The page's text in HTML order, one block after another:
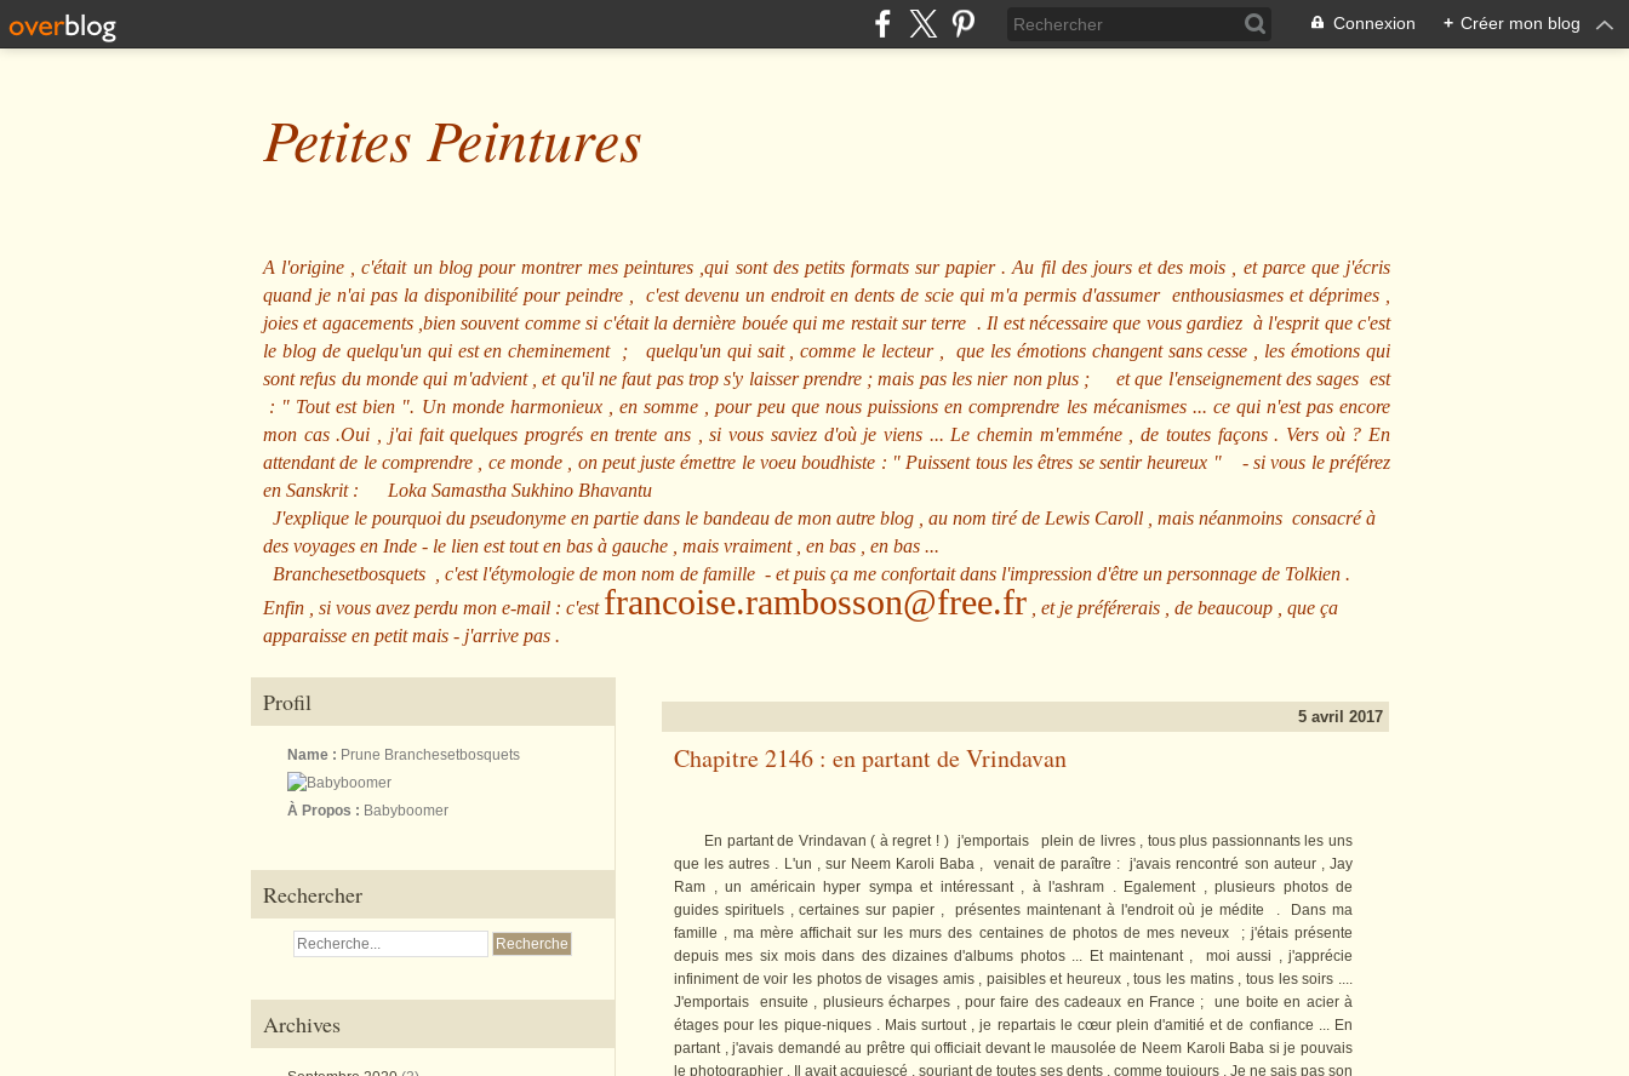
Connexion + Créer mon blog
Petites Peintures
A l'origine , c'était un blog pour montrer mes peintures ,qui sont des petits formats sur papier . Au fil des jours et des mois , et parce que j'écris
quand je n'ai pas la disponibilité pour peindre , c'est devenu un endroit en dents de scie qui m'a permis d'assumer enthousiasmes et déprimes ,
joies et agacements ,bien souvent comme si c'était la dernière bouée qui me restait sur terre . Il est nécessaire que vous gardiez à l'esprit que c'est
le blog de quelqu'un qui est en cheminement ; quelqu'un qui sait , comme le lecteur , que les émotions changent sans cesse , les émotions qui
sont refus du monde qui m'advient , et qu'il ne faut pas trop s'y laisser prendre ; mais pas les nier non plus ; et que l'enseignement des sages est
: " Tout est bien ". Un monde harmonieux , en somme , pour peu que nous puissions en comprendre les mécanismes ... ce qui n'est pas encore
mon cas .Oui , j'ai fait quelques progrés en trente ans , si vous saviez d'où je viens ... Le chemin m'emméne , de toutes façons . Vers où ? En
attendant de le comprendre , ce monde , on peut juste émettre le voeu boudhiste : " Puissent tous les êtres se sentir heureux " - si vous le préférez
en Sanskrit : Loka Samastha Sukhino Bhavantu
J'explique le pourquoi du pseudonyme en partie dans le bandeau de mon autre blog , au nom tiré de Lewis Caroll , mais néanmoins consacré à
des voyages en Inde - le lien est tout en bas à gauche , mais vraiment , en bas , en bas ...
Branchesetbosquets
, c'est l'étymologie de mon nom de famille - et puis ça me confortait dans l'impression d'être un personnage de Tolkien .
Enfin , si vous avez perdu mon e-mail : c'est francoise.rambosson@free.fr , et je préférerais , de beaucoup , que ça
apparaisse en petit mais - j'arrive pas .
Profil
Name : Prune Branchesetbosquets
À Propos : Babyboomer
Rechercher
Archives
5 avril 2017
Chapitre 2146 : en partant de Vrindavan
En partant de Vrindavan ( à regret ! ) j'emportais plein de livres , tous plus passionnants les uns
que les autres . L'un , sur Neem Karoli Baba , venait de paraître : j'avais rencontré son auteur , Jay
Ram , un américain hyper sympa et intéressant , à l'ashram . Egalement , plusieurs photos de
guides spirituels , certaines sur papier , présentes maintenant à l'endroit où je médite . Dans ma
famille , ma mère affichait sur les murs des centaines de photos de mes neveux ; j'étais présente
depuis mes six mois dans des dizaines d'albums photos ... Et maintenant , moi aussi , j'apprécie
infiniment de voir les photos de visages amis , paisibles et heureux , tous les matins , tous les soirs ....
J'emportais ensuite , plusieurs écharpes , pour faire des cadeaux en France ; une boite en acier à
étages pour les pique-niques . Mais surtout , je repartais le cœur plein d'amitié et de confiance ... En
partant , j'avais demandé au prêtre qui officiait devant le mausolée de Neem Karoli Baba si je pouvais
le photographier . Il avait acquiescé , souriant de toutes ses dents , comme toujours . Je ne sais pas son